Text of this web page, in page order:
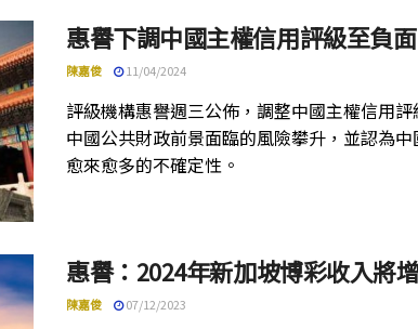
惠譽下調中國主權信用評級至負面
陳嘉俊 11/04/2024
評級機構惠譽週三公佈，調整中國主權信用
中國公共財政前景面臨的風險攀升，並認為
愈來愈多的不確定性。
惠譽：2024年新加坡博彩收入將
陳嘉俊 07/12/2023